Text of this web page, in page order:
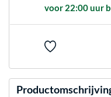
voor 22:00 uur